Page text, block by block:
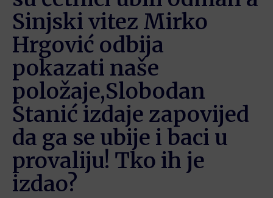
Sinjski vitez Mirko
Hrgović odbija
pokazati naše
položaje,Slobodan
Stanić izdaje zapovijed
da ga se ubije i baci u
provaliju! Tko ih je
izdao?